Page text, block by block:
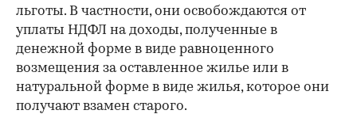
льготы. В частности, они освобождаются от
уплаты НДФЛ на доходы, полученные в
денежной форме в виде равноценного
возмещения за оставленное жилье или в
натуральной форме в виде жилья, которое они
получают взамен старого.